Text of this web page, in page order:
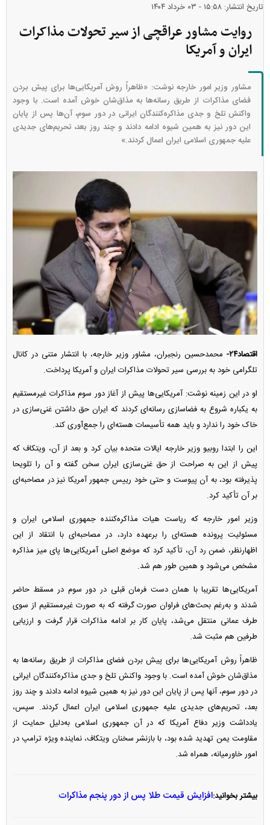
تاریخ انتشار: ۱۵:۵۸ - ۰۳ خرداد ۱۴۰۴
روایت مشاور عراقچی از سیر تحولات مذاکرات
ایران و آمریکا
مشاور وزیر امور خارجه نوشت: «ظاهراً روش آمریکایی‌ها برای پیش بردن
فضای مذاکرات از طریق رسانه‌ها به مذاق‌شان خوش آمده است. با وجود
واکنش تلخ و جدی مذاکره‌کنندگان ایرانی در دور سوم، آن‌ها پس از پایان
این دور نیز به همین شیوه ادامه دادند و چند روز بعد، تحریم‌های جدیدی
علیه جمهوری اسلامی ایران اعمال کردند.»
اقتصاد۲۴-
محمدحسین رنجبران، مشاور وزیر خارجه، با انتشار متنی در کانال
تلگرامی خود به بررسی سیر تحولات مذاکرات ایران و آمریکا پرداخت.
او در این زمینه نوشت: آمریکایی‌ها پیش از آغاز دور سوم مذاکرات غیرمستقیم
به یکباره شروع به فضاسازی رسانه‌ای کردند که ایران حق داشتن غنی‌سازی در
خاک خود را ندارد و باید همه تأسیسات هسته‌ای را جمع‌آوری کند.
این را ابتدا روبیو وزیر خارجه ایالات متحده بیان کرد و بعد از آن، ویتکاف که
پیش از این به صراحت از حق غنی‌سازی ایران سخن گفته و آن را تلویحا
پذیرفته بود، به آن پیوست و حتی خود رییس جمهور آمریکا نیز در مصاحبه‌ای
بر آن تأکید کرد.
وزیر امور خارجه که ریاست هیات مذاکره‌کننده جمهوری اسلامی ایران و
مسئولیت پرونده هسته‌ای را برعهده دارد، در مصاحبه‌ای با انتقاد از این
اظهارنظر، ضمن رد آن، تأکید کرد که موضع اصلی آمریکایی‌ها پای میز مذاکره
مشخص می‌شود و همین طور هم شد.
آمریکایی‌ها تقریبا با همان دست فرمان قبلی در دور سوم در مسقط حاضر
شدند و به‌رغم بحث‌های فراوان صورت گرفته که به صورت غیرمستقیم از سوی
طرف عمانی منتقل می‌شد، پایان کار بر ادامه مذاکرات قرار گرفت و ارزیابی
طرفین هم مثبت شد.
ظاهراً روش آمریکایی‌ها برای پیش بردن فضای مذاکرات از طریق رسانه‌ها به
مذاق‌شان خوش آمده است. با وجود واکنش تلخ و جدی مذاکره‌کنندگان ایرانی
در دور سوم، آنها پس از پایان این دور نیز به همین شیوه ادامه دادند و چند روز
بعد، تحریم‌های جدیدی علیه جمهوری اسلامی ایران اعمال کردند. سپس،
یادداشت وزیر دفاع آمریکا که در آن جمهوری اسلامی به‌دلیل حمایت از
مقاومت یمن تهدید شده بود، با بازنشر سخنان ویتکاف، نماینده ویژه ترامپ در
امور خاورمیانه، همراه شد.
بیشتر بخوانید:افزایش قیمت طلا پس از دور پنجم مذاکرات